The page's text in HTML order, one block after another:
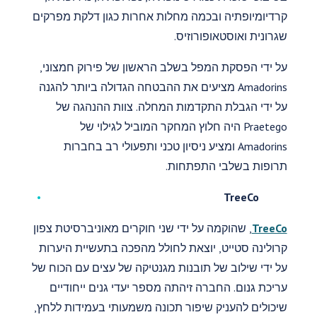
קרדיומיופתיה ובכמה מחלות אחרות כגון דלקת מפרקים
שגרונית ואוסטאופורוזיס.
על ידי הפסקת המפל בשלב הראשון של פירוק חמצוני,
Amadorins מציעים את ההבטחה הגדולה ביותר להגנה
על ידי הגבלת התקדמות המחלה. צוות ההנהגה של
Praetego היה חלוץ המחקר המוביל לגילוי של
Amadorins ומציע ניסיון טכני ותפעולי רב בחברות
תרופות בשלבי התפתחות.
TreeCo
TreeCo, שהוקמה על ידי שני חוקרים מאוניברסיטת צפון
קרולינה סטייט, יוצאת לחולל מהפכה בתעשיית היערות
על ידי שילוב של תובנות מגנטיקה של עצים עם הכוח של
עריכת גנום. החברה זיהתה מספר יעדי גנים ייחודיים
שיכולים להעניק שיפור תכונה משמעותי בעמידות ללחץ,